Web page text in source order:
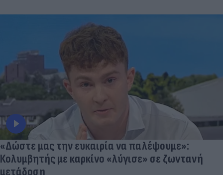
«Δώστε μας την ευκαιρία να παλέψουμε»:
Κολυμβητής με καρκίνο «λύγισε» σε ζωντανή
μετάδοση